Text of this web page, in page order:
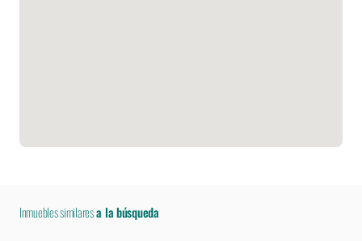
Inmuebles similaresa la búsqueda